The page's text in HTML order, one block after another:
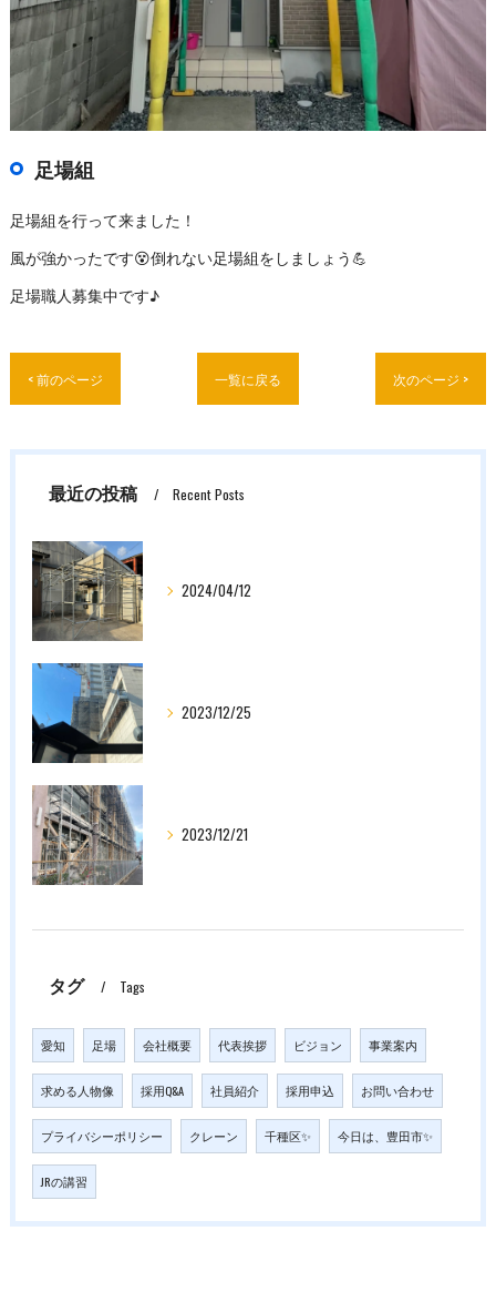
足場組
足場組を行って来ました！
風が強かったです😵倒れない足場組をしましょう💪
足場職人募集中です♪
< 前のページ 一覧に戻る 次のページ >
最近の投稿 Recent Posts
2024/04/12
2023/12/25
2023/12/21
タグ Tags
愛知 足場 会社概要 代表挨拶 ビジョン 事業案内
求める人物像 採用Q&A 社員紹介 採用申込 お問い合わせ
プライバシーポリシー クレーン 千種区✨ 今日は、豊田市✨
JRの講習